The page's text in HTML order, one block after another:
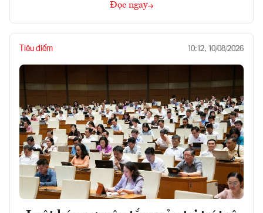
Đọc ngay
Tiêu điểm 10:12, 10/08/2026